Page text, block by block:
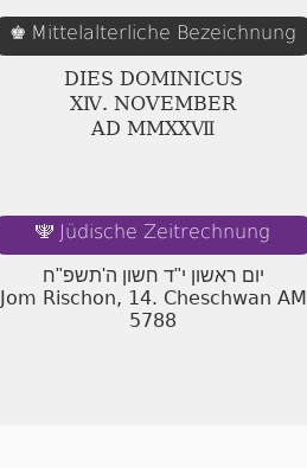
♚ Mittelalterliche Bezeichnung
DIES DOMINICUS
ⅩⅣ. NOVEMBER
AD ⅯⅯⅩⅩⅦ
🕎 Jüdische Zeitrechnung
יום ראשון י"ד חשון ה'תשפ"ח
Jom Rischon, 14. Cheschwan AM
5788